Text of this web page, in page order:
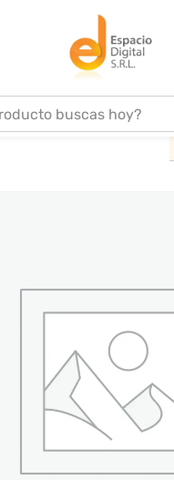
INFORMATICA
Sign in
Create an account